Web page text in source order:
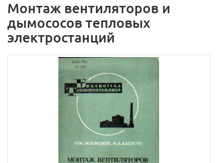
Монтаж вентиляторов и
дымососов тепловых
электростанций